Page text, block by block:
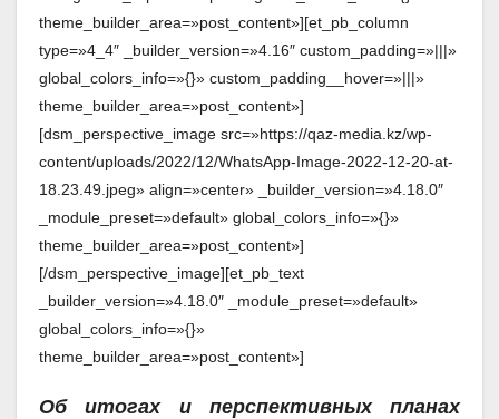
theme_builder_area=»post_content»][et_pb_column
type=»4_4″ _builder_version=»4.16″ custom_padding=»|||»
global_colors_info=»{}» custom_padding__hover=»|||»
theme_builder_area=»post_content»]
[dsm_perspective_image src=»https://qaz-media.kz/wp-
content/uploads/2022/12/WhatsApp-Image-2022-12-20-at-
18.23.49.jpeg» align=»center» _builder_version=»4.18.0″
_module_preset=»default» global_colors_info=»{}»
theme_builder_area=»post_content»]
[/dsm_perspective_image][et_pb_text
_builder_version=»4.18.0″ _module_preset=»default»
global_colors_info=»{}»
theme_builder_area=»post_content»]
Об итогах и перспективных планах